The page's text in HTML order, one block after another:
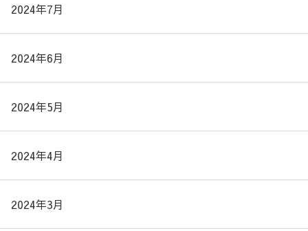
2024年7月
2024年6月
2024年5月
2024年4月
2024年3月